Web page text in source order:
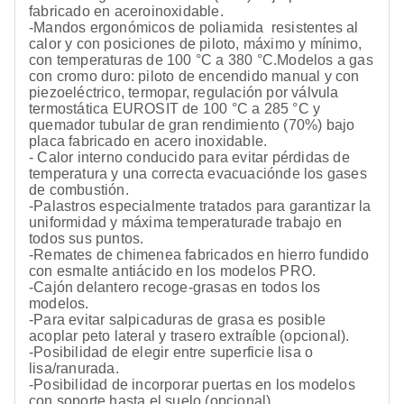
fabricado en aceroinoxidable.
-Mandos ergonómicos de poliamida resistentes al
calor y con posiciones de piloto, máximo y mínimo,
con temperaturas de 100 °C a 380 °C.Modelos a gas
con cromo duro: piloto de encendido manual y con
piezoeléctrico, termopar, regulación por válvula
termostática EUROSIT de 100 °C a 285 °C y
quemador tubular de gran rendimiento (70%) bajo
placa fabricado en acero inoxidable.
- Calor interno conducido para evitar pérdidas de
temperatura y una correcta evacuaciónde los gases
de combustión.
-Palastros especialmente tratados para garantizar la
uniformidad y máxima temperaturade trabajo en
todos sus puntos.
-Remates de chimenea fabricados en hierro fundido
con esmalte antiácido en los modelos PRO.
-Cajón delantero recoge-grasas en todos los
modelos.
-Para evitar salpicaduras de grasa es posible
acoplar peto lateral y trasero extraíble (opcional).
-Posibilidad de elegir entre superficie lisa o
lisa/ranurada.
-Posibilidad de incorporar puertas en los modelos
con soporte hasta el suelo (opcional).